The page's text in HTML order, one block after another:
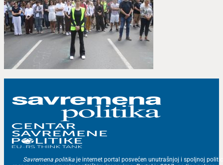
Savremena politika je internet portal posvećen unutrašnjoj i spoljnoj